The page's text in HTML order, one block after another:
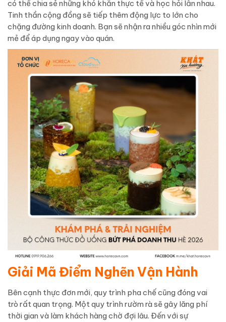
có thể chia sẻ những khó khăn thực tế và học hỏi lẫn nhau.
Tinh thần cộng đồng sẽ tiếp thêm động lực to lớn cho
chặng đường kinh doanh. Bạn sẽ nhận ra nhiều góc nhìn mới
mẻ để áp dụng ngay vào quán.
Giải Mã Điểm Nghẽn Vận Hành
Bên cạnh thực đơn mới, quy trình pha chế cũng đóng vai
trò rất quan trọng. Một quy trình rườm rà sẽ gây lãng phí
thời gian và làm khách hàng chờ đợi lâu. Đến với sự